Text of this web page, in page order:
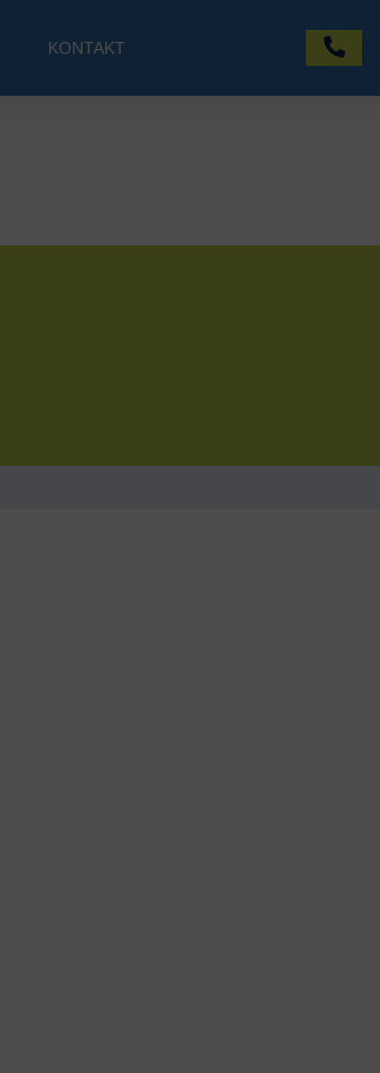
KONTAKT